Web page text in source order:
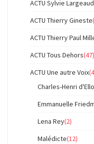
ACTU Sylvie
ACTU Thierry Gineste
ACTU Thierry Paul
ACTU Tous Dehors(47)
ACTU Une autre Voix
Charles-Henri
Emmanuelle
Lena Rey(2)
Malédicte(12)